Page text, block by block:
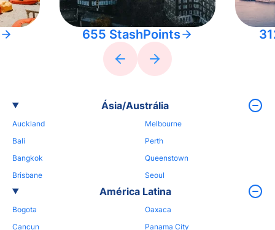
655 StashPoints
Ásia/Austrália
Auckland
Bali
Bangkok
Brisbane
Melbourne
Perth
Queenstown
Seoul
América Latina
Bogota
Cancun
Oaxaca
Panama City